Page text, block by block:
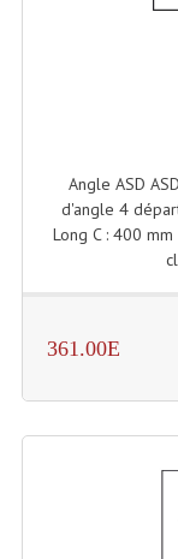
Angle ASD
d'angle 4
Long C : 400
361.00E